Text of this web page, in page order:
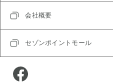
会社概要
セゾンポイントモール